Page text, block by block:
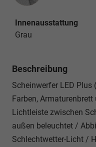
Innenausstattung
Grau
Beschreibung
Scheinwerfer LED Plus
Farben,
Lichtleiste zwischen
außen beleuchtet /
Schlechtwetter-Licht /